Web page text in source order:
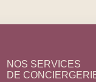
NOS SERVICES
DE